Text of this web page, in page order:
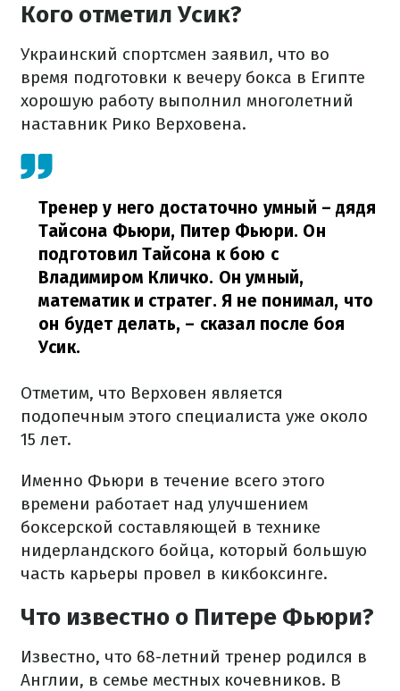
Кого отметил Усик?
Украинский спортсмен заявил, что во
время подготовки к вечеру бокса в Египте
хорошую работу выполнил многолетний
наставник Рико Верховена.
Тренер у него достаточно умный – дядя
Тайсона Фьюри, Питер Фьюри. Он
подготовил Тайсона к бою с
Владимиром Кличко. Он умный,
математик и стратег. Я не понимал, что
он будет делать, – сказал после боя
Усик.
Отметим, что Верховен является
подопечным этого специалиста уже около
15 лет.
Именно Фьюри в течение всего этого
времени работает над улучшением
боксерской составляющей в технике
нидерландского бойца, который большую
часть карьеры провел в кикбоксинге.
Что известно о Питере Фьюри?
Известно, что 68-летний тренер родился в
Англии, в семье местных кочевников. В